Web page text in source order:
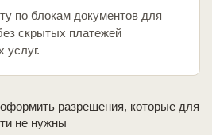
по блокам документов для
скрытых платежей
услуг.
разрешения, которые для
не нужны